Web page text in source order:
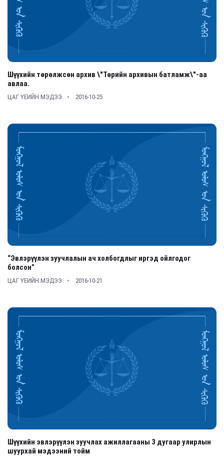
Шүүхийн төрөлжсөн архив \"Төрийн архивын батламж\"-аа
авлаа.
ЦАГ ҮЕИЙН МЭДЭЭ 2016-10-25
“Эвлэрүүлэн зуучлалын ач холбогдлыг иргэд ойлгодог
болсон”
ЦАГ ҮЕИЙН МЭДЭЭ 2016-10-21
Шүүхийн эвлэрүүлэн зуучлах ажиллагааны 3 дугаар улирлын
шуурхай мэдээний тойм